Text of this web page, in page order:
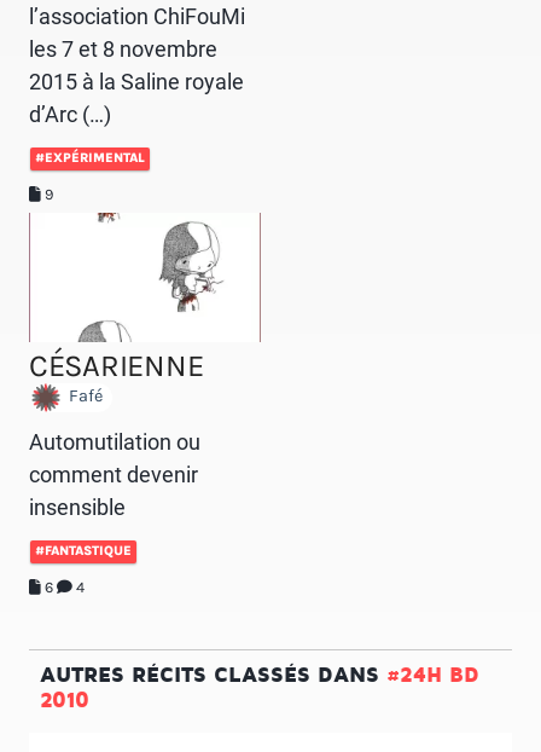
l’association ChiFouMi
les 7 et 8 novembre
2015 à la Saline royale
d’Arc (…)
#EXPÉRIMENTAL
9
CÉSARIENNE
Fafé
Automutilation ou
comment devenir
insensible
#FANTASTIQUE
6 4
AUTRES RÉCITS CLASSÉS DANS #24H BD
2010